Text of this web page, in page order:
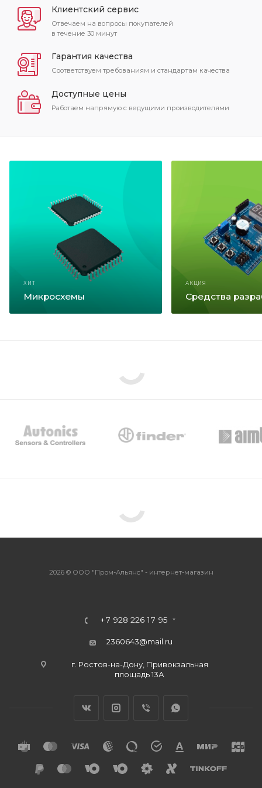
Клиентский сервис
Отвечаем на вопросы покупателей
в течение 30 минут
Гарантия качества
Соответствуем требованиям и стандартам качества
Доступные цены
Работаем напрямую с ведущими производителями
ХИТ
Микросхемы
АКЦИЯ
Средства
2026 © ООО "Пром-Альянс" - интернет-магазин
+7 928 226 17 95
2360643@mail.ru
г. Ростов-на-Дону, Привокзальная
площадь 13А